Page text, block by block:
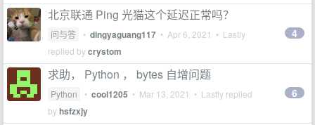
北京联通 Ping 光猫这个延迟正常吗？
问与答 • dingyaguang117 • Apr 6, 2021 • Lastly
replied bycrystom
4
求助， Python ， bytes 自增问题
Python • cool1205 • Mar 13, 2021 • Lastly replied
byhsfzxjy
6